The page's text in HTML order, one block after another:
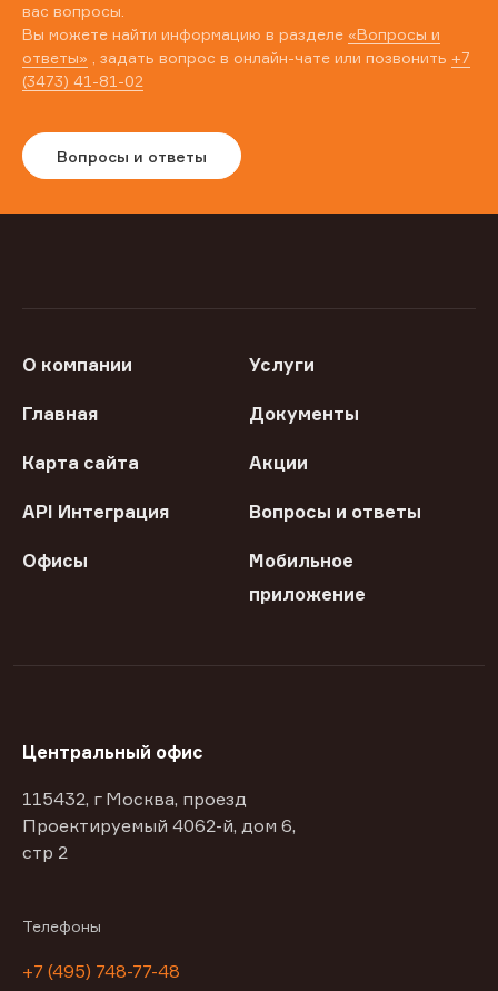
вас вопросы.
Вы можете найти информацию в разделе «Вопросы и
ответы» , задать вопрос в онлайн-чате или позвонить +7
(3473) 41-81-02
Вопросы и ответы
О компании Услуги
Главная Документы
Карта сайта Акции
API Интеграция Вопросы и ответы
Офисы
Мобильное
приложение
Центральный офис
115432, г Москва, проезд
Проектируемый 4062-й, дом 6,
стр 2
Телефоны
+7 (495) 748-77-48